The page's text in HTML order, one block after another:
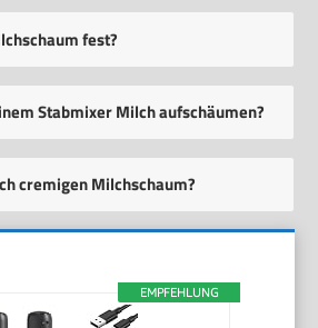
fest?
Stabmixer Milch aufschäumen?
cremigen Milchschaum?
EMPFEHLUNG